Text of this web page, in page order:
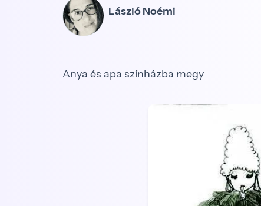
László Noémi
Anya és apa színházba megy